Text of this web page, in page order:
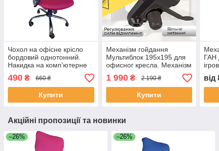
Чохол на офісне крісло
бордовий однотонний.
Накидка на комп'ютерне
крісло. Знімний чохол
490 ₴ 660 ₴
Купити
Механізм гойдання
Мультиблок 195х195 для
офисног кресла. Механізм
Multiblock Деталь NPD 170
на крісло
1 990₴ 2 190 ₴
Купити
ГАН
від
Акційні пропозиції та новинки
–26% –26%